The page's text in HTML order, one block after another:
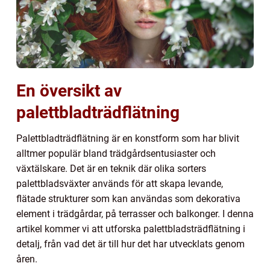
En översikt av
palettbladträdflätning
Palettbladträdflätning är en konstform som har blivit
alltmer populär bland trädgårdsentusiaster och
växtälskare. Det är en teknik där olika sorters
palettbladsväxter används för att skapa levande,
flätade strukturer som kan användas som dekorativa
element i trädgårdar, på terrasser och balkonger. I denna
artikel kommer vi att utforska palettbladsträdflätning i
detalj, från vad det är till hur det har utvecklats genom
åren.